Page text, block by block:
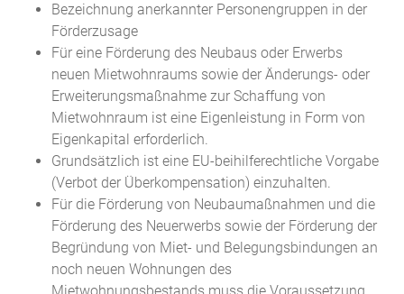
Bezeichnung anerkannter Personengruppen in der
Förderzusage
Für eine Förderung des Neubaus oder Erwerbs
neuen Mietwohnraums sowie der Änderungs- oder
Erweiterungsmaßnahme zur Schaffung von
Mietwohnraum ist eine Eigenleistung in Form von
Eigenkapital erforderlich.
Grundsätzlich ist eine EU-beihilferechtliche Vorgabe
(Verbot der Überkompensation) einzuhalten.
Für die Förderung von Neubaumaßnahmen und die
Förderung des Neuerwerbs sowie der Förderung der
Begründung von Miet- und Belegungsbindungen an
noch neuen Wohnungen des